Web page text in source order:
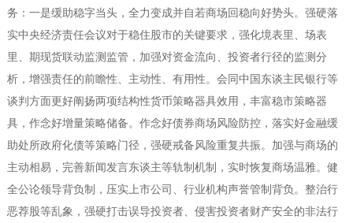
务：一是缓助稳字当头，全力变成并自若商场回稳向好势头。强硬落
实中央经济责任会议对于稳住股市的关键要求，强化境表里、场表
里、期现货联动监测监管，加强对资金流向、投资者行径的监测分
析，增强责任的前瞻性、主动性、有用性。会同中国东谈主民银行等
谈判方面更好阐扬两项结构性货币策略器具效用，丰富稳市策略器
具，作念好增量策略储备。作念好债券商场风险防控，落实好金融缓
助处所政府化债等策略门径，强硬戒备风险重复共振。加强与商场的
主动相易，完善新闻发言东谈主等轨制机制，实时恢复商场温雅。健
全公论领导背负制，压实上市公司、行业机构声誉管制背负。整治行
恶荐股等乱象，强硬打击误导投资者、侵害投资者财产安全的非法行